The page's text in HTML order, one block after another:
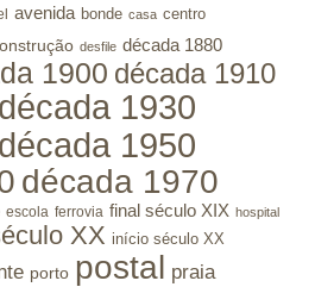
avenida bonde casa centro
desfile década 1880
1900 década 1910
década 1930
década 1950
década 1970
escola ferrovia final século XIX hospital
XX início século XX
porto postal praia